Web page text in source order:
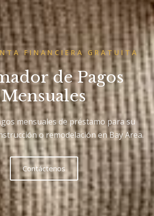
FINANCIERA GRATUITA
de Pagos
Mensuales
mensuales de préstamo para su
o remodelación en Bay Area.
Contáctenos